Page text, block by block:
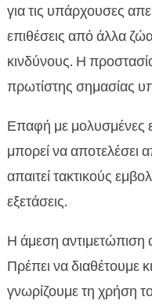
για τις υπάρχουσες
επιθέσεις από άλλα
κινδύνους. Η
πρωτίστης σημασίας
Επαφή με μολυσμένες
μπορεί να αποτελέσει
απαιτεί τακτικούς
εξετάσεις.
Η άμεση αντιμετώπιση
Πρέπει να διαθέτουμε
γνωρίζουμε τη χρήση